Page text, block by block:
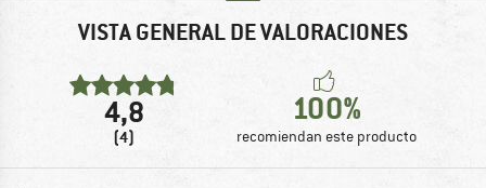
VISTA GENERAL DE VALORACIONES
4,8
(4)
100%
recomiendan este producto